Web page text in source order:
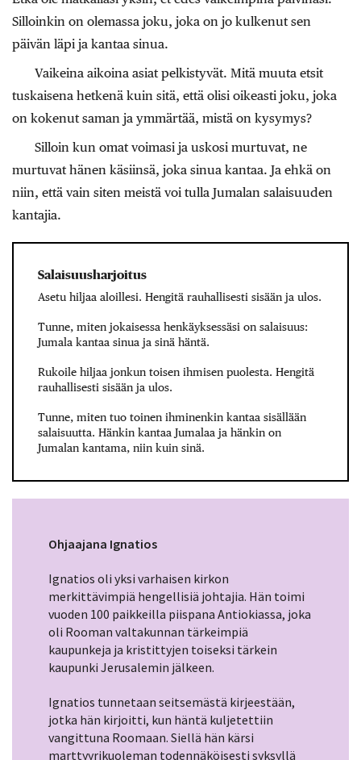
Silloinkin on olemassa joku, joka on jo kulkenut sen
päivän läpi ja kantaa sinua.
Vaikeina aikoina asiat pelkistyvät. Mitä muuta etsit
tuskaisena hetkenä kuin sitä, että olisi oikeasti joku, joka
on kokenut saman ja ymmärtää, mistä on kysymys?
Silloin kun omat voimasi ja uskosi murtuvat, ne
murtuvat hänen käsiinsä, joka sinua kantaa. Ja ehkä on
niin, että vain siten meistä voi tulla Jumalan salaisuuden
kantajia.
Salaisuus­harjoitus
Asetu hiljaa aloillesi. Hengitä rauhallisesti sisään ja ulos.
Tunne, miten jokaisessa henkäyksessäsi on salaisuus:
Jumala kantaa sinua ja sinä häntä.
Rukoile hiljaa jonkun toisen ihmisen puolesta. Hengitä
rauhallisesti sisään ja ulos.
Tunne, miten tuo toinen ihminenkin kantaa sisällään
salaisuutta. Hänkin kantaa Jumalaa ja hänkin on
Jumalan kantama, niin kuin sinä.
Ohjaajana Ignatios
Ignatios oli yksi varhaisen kirkon
merkittävimpiä hengellisiä johtajia. Hän toimi
vuoden 100 paikkeilla piispana Antiokiassa, joka
oli Rooman valtakunnan tärkeimpiä
kaupunkeja ja kristittyjen toiseksi tärkein
kaupunki Jerusalemin jälkeen.
Ignatios tunnetaan seitsemästä kirjeestään,
jotka hän kirjoitti, kun häntä kuljetettiin
vangittuna Roomaan. Siellä hän kärsi
marttyyrikuoleman todennäköisesti syksyllä